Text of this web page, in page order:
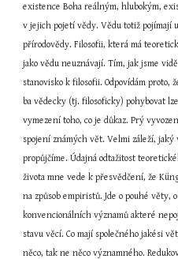
existence Boha reálným, hlubokým,
v jejich pojetí vědy. Vědu totiž pojímají
přírodovědy. Filosofii, která má
jako vědu neuznávají. Tím, jak jsme
stanovisko k filosofii. Odpovídám
ba vědecky (tj. filosoficky) pohybovat
vymezení toho, co je důkaz. Prý
spojení známých vět. Velmi záleží,
propůjčíme. Údajná odtažitost
života mne vede k přesvědčení, že
na způsob empiristů. Jde o pouhé
konvencionálních významů akteré
stavu věcí. Co mají společného jakési
něco, tak ne něco významného.